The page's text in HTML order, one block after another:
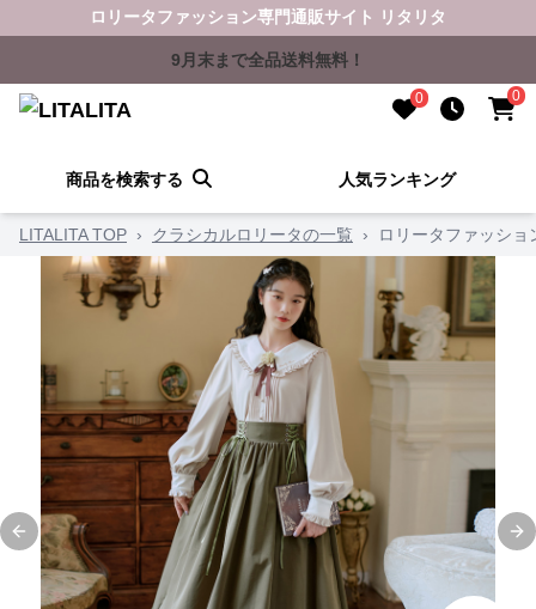
ロリータファッション専門通販サイト リタリタ
9月末まで全品送料無料！
0 0
商品を検索する 人気ランキング
LITALITA TOP › クラシカルロリータの一覧 › ロリータファッシ
Previous slide